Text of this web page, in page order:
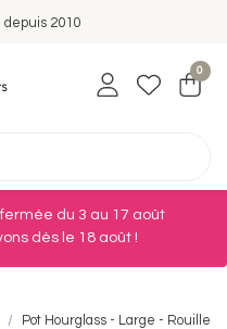
depuis 2010
0
du 3 au 17 août
dès le 18 août !
Pot Hourglass - Large - Rouille